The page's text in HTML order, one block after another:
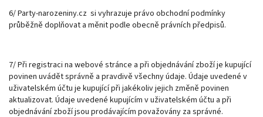
6/ Party-narozeniny.cz si vyhrazuje právo obchodní podmínky
průběžně doplňovat a měnit podle obecně právních předpisů.
7/ Při registraci na webové stránce a při objednávání zboží je kupující
povinen uvádět správně a pravdivě všechny údaje. Údaje uvedené v
uživatelském účtu je kupující při jakékoliv jejich změně povinen
aktualizovat. Údaje uvedené kupujícím v uživatelském účtu a při
objednávání zboží jsou prodávajícím považovány za správné.